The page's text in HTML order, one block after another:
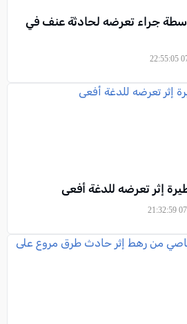
جراء تعرضه لحادثة عنف في
إثر تعرضه للدغة أفعى